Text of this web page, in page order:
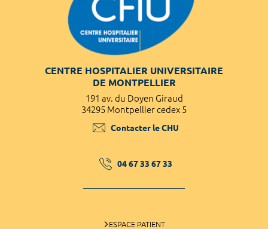
CENTRE HOSPITALIER UNIVERSITAIRE
DE MONTPELLIER
191 av. du Doyen Giraud
34295 Montpellier cedex 5
Contacter le CHU
04 67 33 67 33
ESPACE PATIENT